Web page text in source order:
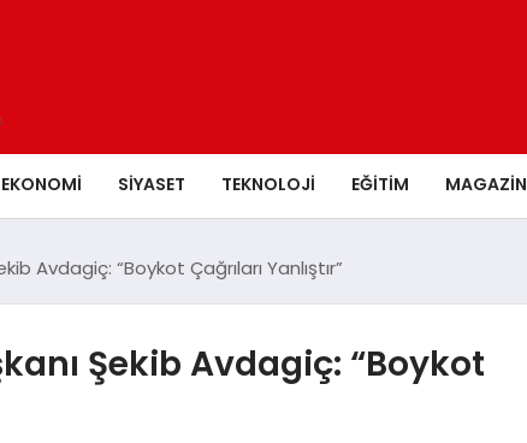
EKONOMI SIYASET TEKNOLOJI EĞITIM MAGAZIN
Avdagiç: “Boykot Çağrıları Yanlıştır”
Şekib Avdagiç: “Boykot